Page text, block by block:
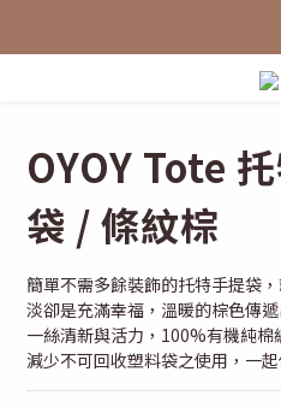
OYOY Tote
袋 / 條紋棕
簡單不需多餘裝飾的托特手提袋
淡卻是充滿幸福，溫暖的棕色傳
一絲清新與活力，100%有機純棉
減少不可回收塑料袋之使用，一